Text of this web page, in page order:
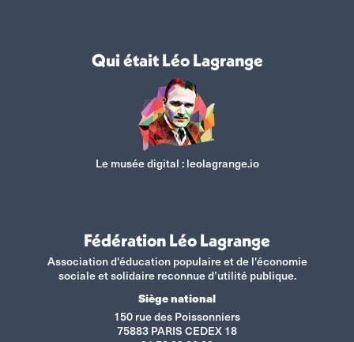
Qui était Léo Lagrange
Le musée digital : leolagrange.io
Fédération Léo Lagrange
Association d'éducation populaire et de l'économie
sociale et solidaire reconnue d’utilité publique.
Siège national
150 rue des Poissonniers
75883 PARIS CEDEX 18